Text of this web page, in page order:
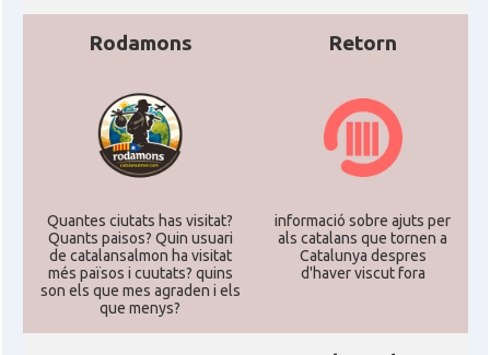
Rodamons
Quantes ciutats has visitat?
Quants paisos? Quin usuari
de catalansalmon ha visitat
més països i cuutats? quins
son els que mes agraden i els
que menys?
Retorn
informació sobre ajuts per
als catalans que tornen a
Catalunya despres
d'haver viscut fora